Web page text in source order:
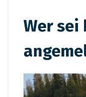
Wer sei